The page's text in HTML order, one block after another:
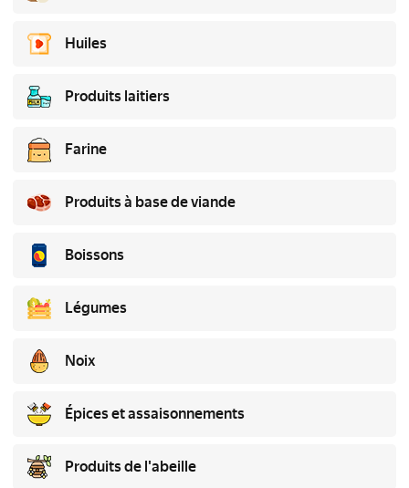
Huiles
Produits laitiers
Farine
Produits à base de viande
Boissons
Légumes
Noix
Épices et assaisonnements
Produits de l'abeille